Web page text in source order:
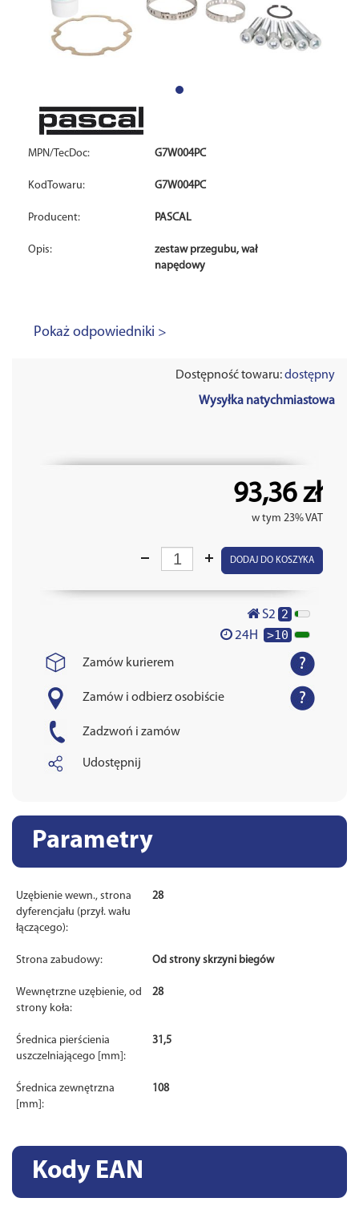
MPN/TecDoc: G7W004PC
KodTowaru: G7W004PC
Producent: PASCAL
Opis:
zestaw przegubu, wał
napędowy
Pokaż odpowiedniki >
Dostępność towaru:dostępny
Wysyłka natychmiastowa
93,36 zł
w tym 23% VAT
DODAJ DO KOSZYKA
S2 2
24H >10
Zamów kurierem
Zamów i odbierz osobiście
Zadzwoń i zamów
Udostępnij
Parametry
Uzębienie wewn., strona
dyferencjału (przył. wału
łączącego):
28
Strona zabudowy: Od strony skrzyni biegów
Wewnętrzne uzębienie, od
strony koła:
28
Średnica pierścienia
uszczelniającego [mm]:
31,5
Średnica zewnętrzna
[mm]:
108
Kody EAN